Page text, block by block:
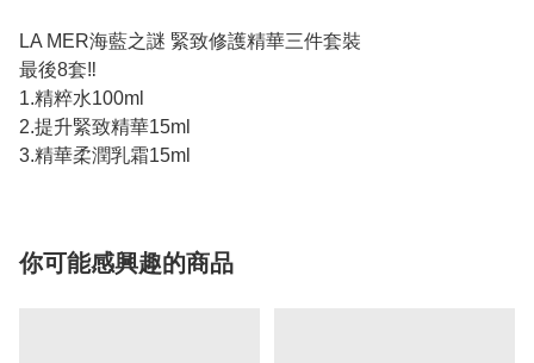
LA MER海藍之謎 緊致修護精華三件套裝
最後8套‼️
1.精粹水100ml
2.提升緊致精華15ml
3.精華柔潤乳霜15ml
你可能感興趣的商品